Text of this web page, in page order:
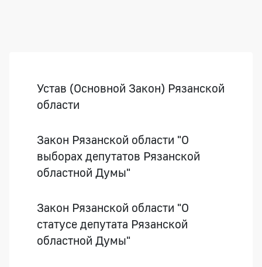
Устав (Основной Закон) Рязанской
области
Закон Рязанской области "О
выборах депутатов Рязанской
областной Думы"
Закон Рязанской области "О
статусе депутата Рязанской
областной Думы"